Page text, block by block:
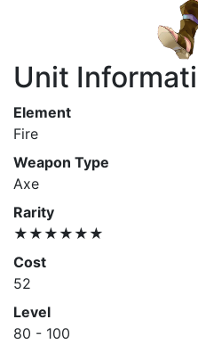
Unit
Element
Fire
Weapon Type
Axe
Rarity
★★★★★★
Cost
52
Level
80 - 100